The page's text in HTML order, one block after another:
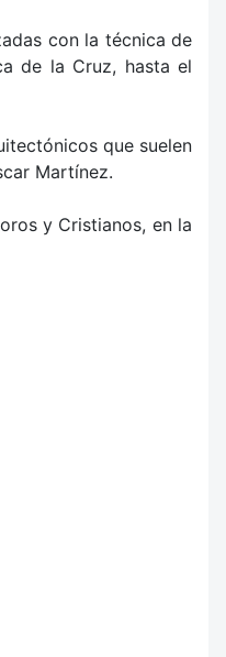
con la técnica de
de la Cruz, hasta el
que suelen
Martínez.
y Cristianos, en la